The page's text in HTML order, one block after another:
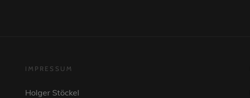
IMPRESSUM
Holger Stöckel